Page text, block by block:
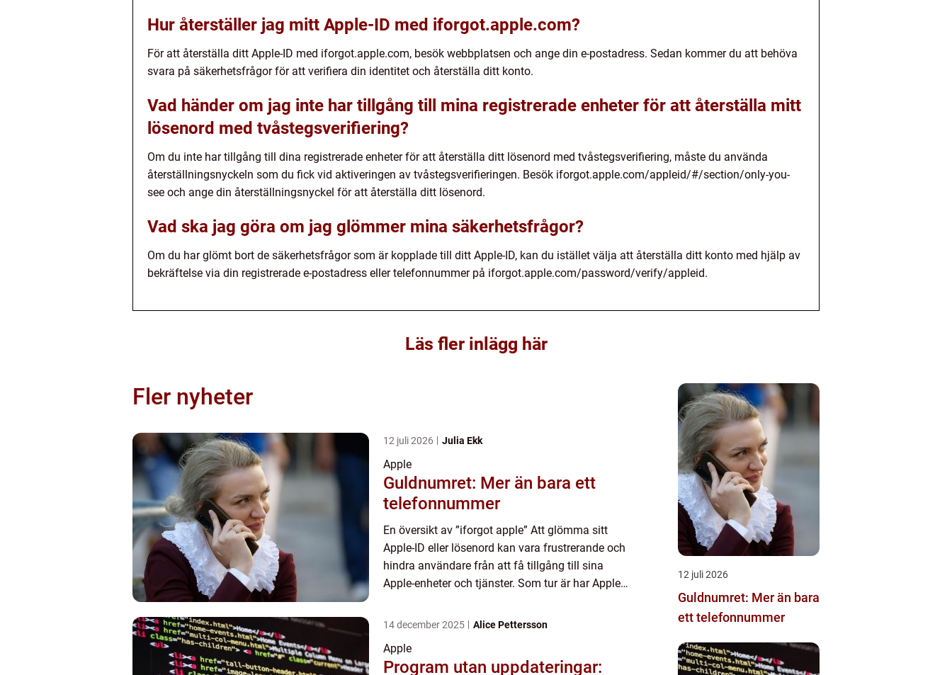
Hur återställer jag mitt Apple-ID med iforgot.apple.com?
För att återställa ditt Apple-ID med iforgot.apple.com, besök webbplatsen och ange din e-postadress. Sedan kommer du att behöva
svara på säkerhetsfrågor för att verifiera din identitet och återställa ditt konto.
Vad händer om jag inte har tillgång till mina registrerade enheter för att återställa mitt
lösenord med tvåstegsverifiering?
Om du inte har tillgång till dina registrerade enheter för att återställa ditt lösenord med tvåstegsverifiering, måste du använda
återställningsnyckeln som du fick vid aktiveringen av tvåstegsverifieringen. Besök iforgot.apple.com/appleid/#/section/only-you-
see och ange din återställningsnyckel för att återställa ditt lösenord.
Vad ska jag göra om jag glömmer mina säkerhetsfrågor?
Om du har glömt bort de säkerhetsfrågor som är kopplade till ditt Apple-ID, kan du istället välja att återställa ditt konto med hjälp av
bekräftelse via din registrerade e-postadress eller telefonnummer på iforgot.apple.com/password/verify/appleid.
Läs fler inlägg här
Fler nyheter
12 juli 2026 Julia Ekk
Apple
Guldnumret: Mer än bara ett
telefonnummer
En översikt av ”iforgot apple” Att glömma sitt
Apple-ID eller lösenord kan vara frustrerande och
hindra användare från att få tillgång till sina
Apple-enheter och tjänster. Som tur är har Apple
14 december 2025 Alice Pettersson
Apple
Program utan uppdateringar:
12 juli 2026
Guldnumret: Mer än bara
ett telefonnummer